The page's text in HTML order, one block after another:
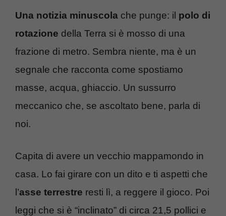
Una notizia minuscola che punge: il polo di
rotazione della Terra si è mosso di una
frazione di metro. Sembra niente, ma è un
segnale che racconta come spostiamo
masse, acqua, ghiaccio. Un sussurro
meccanico che, se ascoltato bene, parla di
noi.
Capita di avere un vecchio mappamondo in
casa. Lo fai girare con un dito e ti aspetti che
l’asse terrestre resti lì, a reggere il gioco. Poi
leggi che si è “inclinato” di circa 21,5 pollici e